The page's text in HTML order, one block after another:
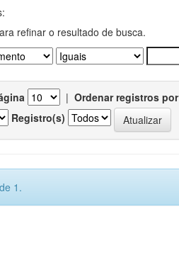
refinar o resultado de busca.
| Ordenar registros por
Registro(s)
1.